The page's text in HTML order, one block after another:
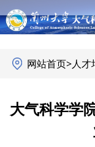
网站首页>人才
大气科学学